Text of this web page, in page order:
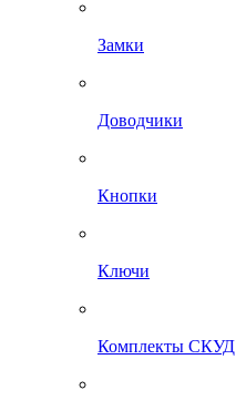
Замки
Доводчики
Кнопки
Ключи
Комплекты СКУД